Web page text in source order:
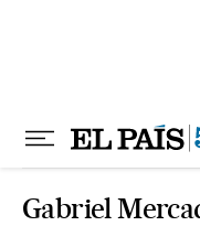
Gabriel